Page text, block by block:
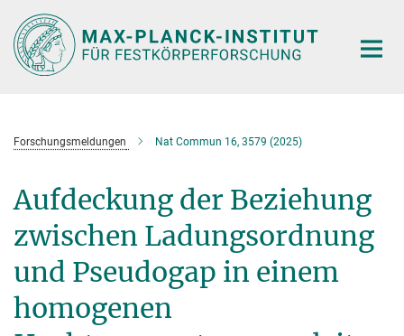
Hauptinhalt
Forschungsmeldungen Nat Commun 16, 3579 (2025)
Aufdeckung der Beziehung
zwischen Ladungsordnung
und Pseudogap in einem
homogenen